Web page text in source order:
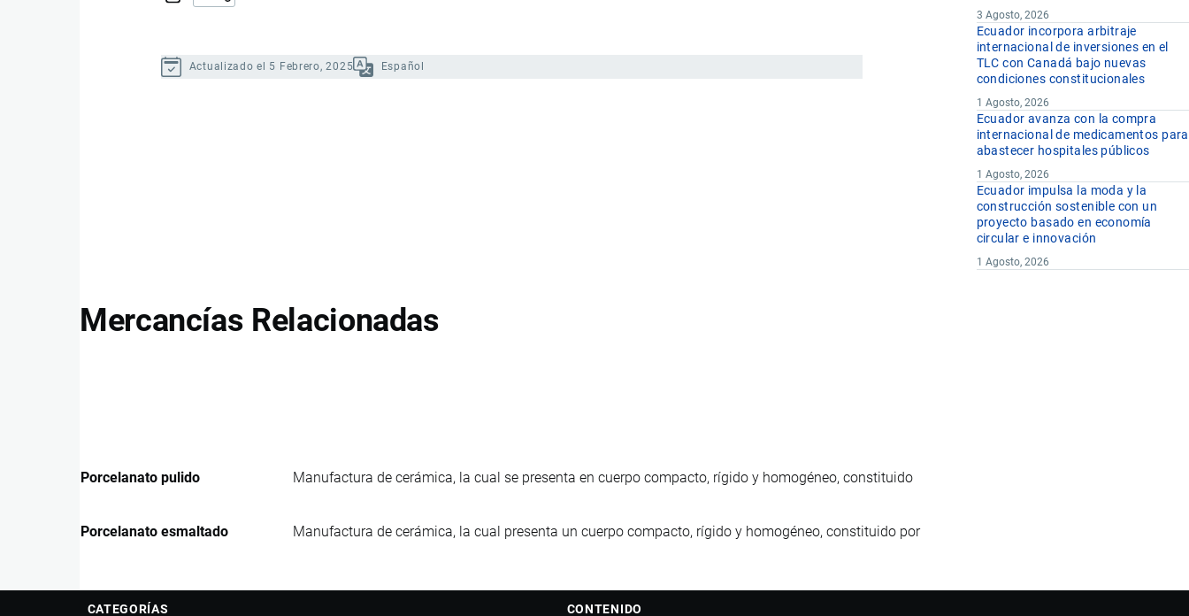
Actualizado el 5 Febrero, 2025 Español
3 Agosto, 2026
Ecuador incorpora arbitraje
internacional de inversiones en el
TLC con Canadá bajo nuevas
condiciones constitucionales
1 Agosto, 2026
Ecuador avanza con la compra
internacional de medicamentos para
abastecer hospitales públicos
1 Agosto, 2026
Ecuador impulsa la moda y la
construcción sostenible con un
proyecto basado en economía
circular e innovación
1 Agosto, 2026
Mercancías Relacionadas
Porcelanato pulido Manufactura de cerámica, la cual se presenta en cuerpo compacto, rígido y homogéneo, constituido
Porcelanato esmaltado Manufactura de cerámica, la cual presenta un cuerpo compacto, rígido y homogéneo, constituido por
CATEGORÍAS CONTENIDO